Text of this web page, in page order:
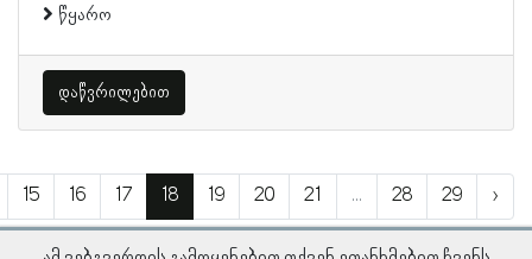
წყარო
დაწვრილებით
15 16 17 18 19 20 21 ... 28 29 ›